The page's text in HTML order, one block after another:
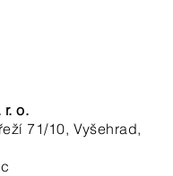
r. o.
71/10, Vyšehrad,